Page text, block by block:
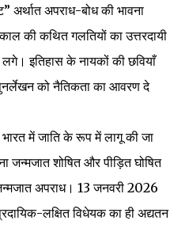
अर्थात अपराध-बोध की भावना
की कथित गलतियों का उत्तरदायी
इतिहास के नायकों की छवियाँ
को नैतिकता का आवरण दे
भारत में जाति के रूप में लागू की जा
जन्मजात शोषित और पीड़ित घोषित
अपराध। 13 जनवरी 2026
लक्षित विधेयक का ही अद्यतन